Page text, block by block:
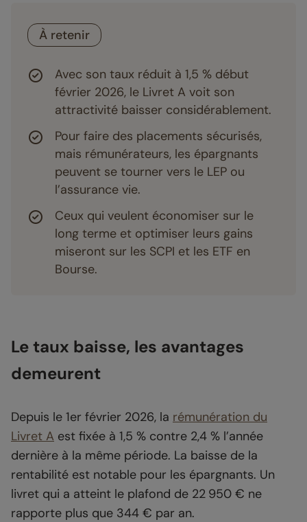
À retenir
Avec son taux réduit à 1,5 % début
février 2026, le Livret A voit son
attractivité baisser considérablement.
Pour faire des placements sécurisés,
mais rémunérateurs, les épargnants
peuvent se tourner vers le LEP ou
l’assurance vie.
Ceux qui veulent économiser sur le
long terme et optimiser leurs gains
miseront sur les SCPI et les ETF en
Bourse.
Le taux baisse, les avantages
demeurent
Depuis le 1er février 2026, la rémunération du
Livret A est fixée à 1,5 % contre 2,4 % l’année
dernière à la même période. La baisse de la
rentabilité est notable pour les épargnants. Un
livret qui a atteint le plafond de 22 950 € ne
rapporte plus que 344 € par an.